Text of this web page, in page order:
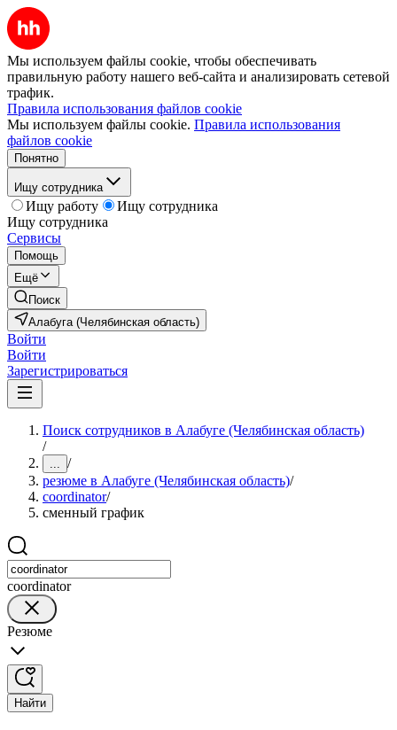
Мы используем файлы cookie, чтобы обеспечивать
правильную работу нашего веб-сайта и анализировать сетевой
трафик.
Правила использования файлов cookie
Мы используем файлы cookie. Правила использования
файлов cookie
Понятно
Ищу сотрудника
Ищу работу
Ищу сотрудника
Ищу сотрудника
Сервисы
Помощь
Ещё
Поиск
Алабуга (Челябинская область)
Войти
Войти
Зарегистрироваться
Поиск сотрудников в Алабуге (Челябинская область)
/
... /
резюме в Алабуге (Челябинская область)/
coordinator/
сменный график
coordinator
Резюме
Найти